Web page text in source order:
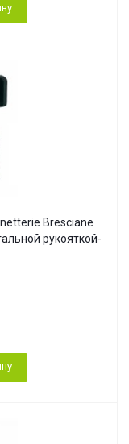
Bresciane
рукояткой-